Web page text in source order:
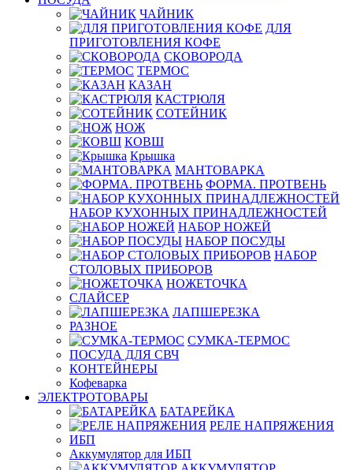
ЧАЙНИК
ДЛЯ
ПРИГОТОВЛЕНИЯ КОФЕ
СКОВОРОДА
ТЕРМОС
КАЗАН
КАСТРЮЛЯ
СОТЕЙНИК
НОЖ
КОВШ
Крышка
МАНТОВАРКА
ФОРМА. ПРОТВЕНЬ
НАБОР КУХОННЫХ ПРИНАДЛЕЖНОСТЕЙ
НАБОР НОЖЕЙ
НАБОР ПОСУДЫ
НАБОР
СТОЛОВЫХ ПРИБОРОВ
НОЖЕТОЧКА
СЛАЙСЕР
ЛАПШЕРЕЗКА
РАЗНОЕ
СУМКА-ТЕРМОС
ПОСУДА ДЛЯ СВЧ
КОНТЕЙНЕРЫ
Кофеварка
ЭЛЕКТРОТОВАРЫ
БАТАРЕЙКА
РЕЛЕ НАПРЯЖЕНИЯ
ИБП
Аккумулятор для ИБП